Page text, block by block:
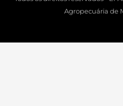
Agropecuária de